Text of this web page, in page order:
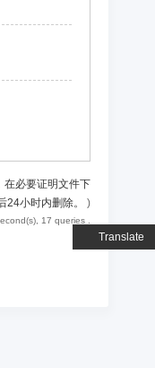
Translate
在必要证明文件下
小时内删除。
)
17 queries .